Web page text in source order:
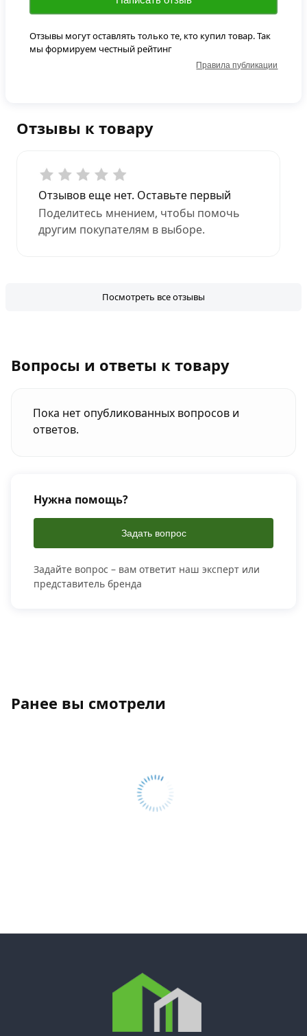
Отзывы к товару
Отзывов еще нет. Оставьте первый
Поделитесь мнением, чтобы помочь
другим покупателям в выборе.
Посмотреть все отзывы
Отзывы могут оставлять только те, кто купил товар. Так
мы формируем честный рейтинг
Правила публикации
Вопросы и ответы к товару
Пока нет опубликованных вопросов и
ответов.
Нужна помощь?
Задать вопрос
Задайте вопрос – вам ответит наш эксперт или
представитель бренда
Ранее вы смотрели